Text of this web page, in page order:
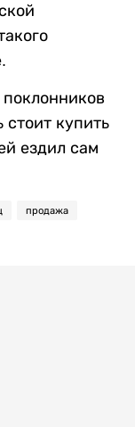
стоит купить
ездил сам
продажа